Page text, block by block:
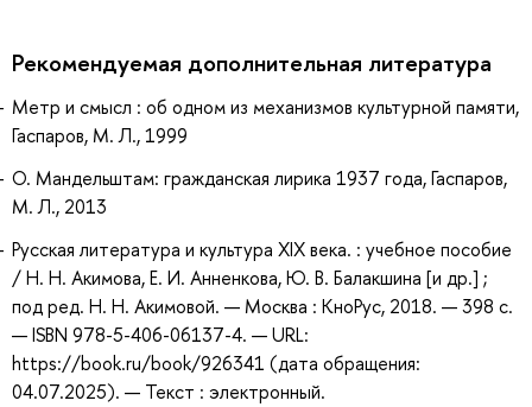
Рекомендуемая дополнительная литература
Метр и смысл : об одном из механизмов культурной памяти,
Гаспаров, М. Л., 1999
О. Мандельштам: гражданская лирика 1937 года, Гаспаров,
М. Л., 2013
Русская литература и культура XIX века. : учебное пособие
/ Н. Н. Акимова, Е. И. Анненкова, Ю. В. Балакшина [и др.] ;
под ред. Н. Н. Акимовой. — Москва : КноРус, 2018. — 398 с.
— ISBN 978-5-406-06137-4. — URL:
https://book.ru/book/926341 (дата обращения:
04.07.2025). — Текст : электронный.